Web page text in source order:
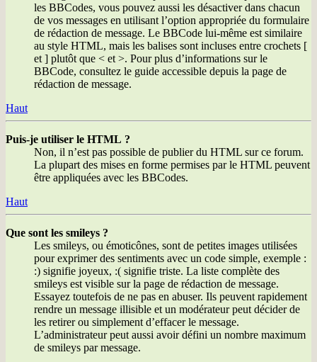
les BBCodes, vous pouvez aussi les désactiver dans chacun
de vos messages en utilisant l’option appropriée du formulaire
de rédaction de message. Le BBCode lui-même est similaire
au style HTML, mais les balises sont incluses entre crochets [
et ] plutôt que < et >. Pour plus d’informations sur le
BBCode, consultez le guide accessible depuis la page de
rédaction de message.
Haut
Puis-je utiliser le HTML ?
Non, il n’est pas possible de publier du HTML sur ce forum.
La plupart des mises en forme permises par le HTML peuvent
être appliquées avec les BBCodes.
Haut
Que sont les smileys ?
Les smileys, ou émoticônes, sont de petites images utilisées
pour exprimer des sentiments avec un code simple, exemple :
:) signifie joyeux, :( signifie triste. La liste complète des
smileys est visible sur la page de rédaction de message.
Essayez toutefois de ne pas en abuser. Ils peuvent rapidement
rendre un message illisible et un modérateur peut décider de
les retirer ou simplement d’effacer le message.
L’administrateur peut aussi avoir défini un nombre maximum
de smileys par message.